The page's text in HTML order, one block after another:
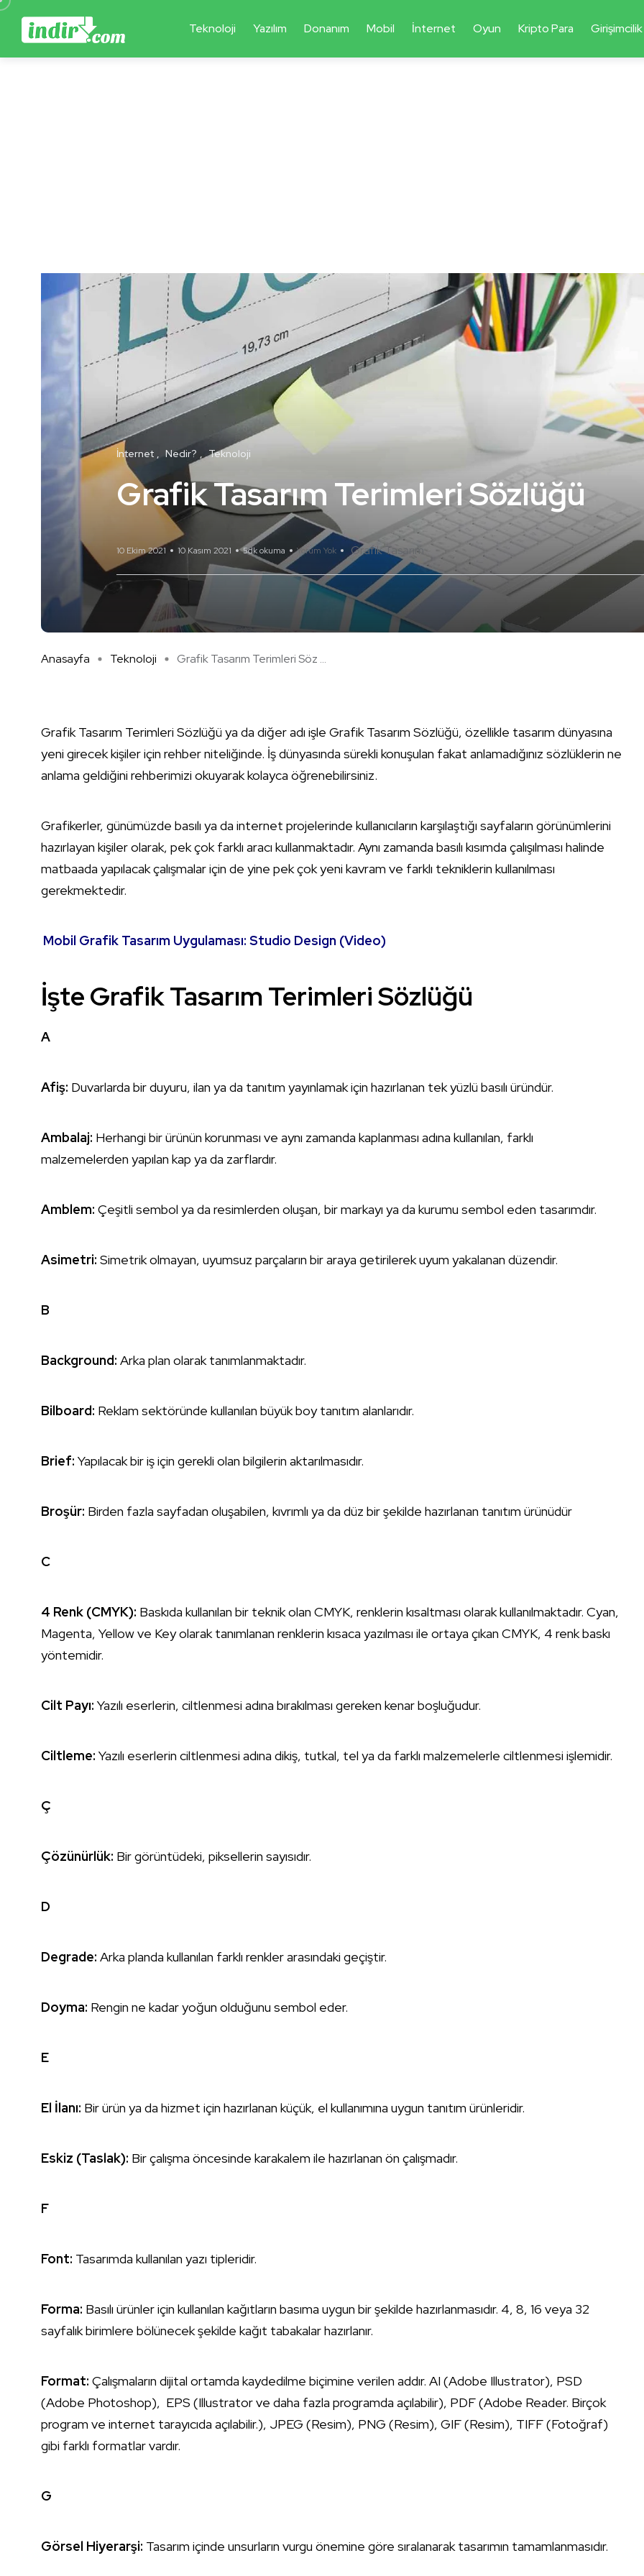
Teknoloji Yazılım Donanım Mobil İnternet Oyun Kripto Para Girişimcilik
İnternet Nedir? Teknoloji
Grafik Tasarım Terimleri Sözlüğü
10 Ekim 2021 10 Kasım 2021 5dk okuma Yorum Yok Grafik Tasarım
Anasayfa Teknoloji Grafik Tasarım Terimleri Söz ...
Grafik Tasarım Terimleri Sözlüğü ya da diğer adı işle Grafik Tasarım Sözlüğü, özellikle tasarım dünyasına
yeni girecek kişiler için rehber niteliğinde. İş dünyasında sürekli konuşulan fakat anlamadığınız sözlüklerin ne
anlama geldiğini rehberimizi okuyarak kolayca öğrenebilirsiniz.
Grafikerler, günümüzde basılı ya da internet projelerinde kullanıcıların karşılaştığı sayfaların görünümlerini
hazırlayan kişiler olarak, pek çok farklı aracı kullanmaktadır. Aynı zamanda basılı kısımda çalışılması halinde
matbaada yapılacak çalışmalar için de yine pek çok yeni kavram ve farklı tekniklerin kullanılması
gerekmektedir.
Mobil Grafik Tasarım Uygulaması: Studio Design (Video)
İşte Grafik Tasarım Terimleri Sözlüğü
A
Afiş: Duvarlarda bir duyuru, ilan ya da tanıtım yayınlamak için hazırlanan tek yüzlü basılı üründür.
Ambalaj: Herhangi bir ürünün korunması ve aynı zamanda kaplanması adına kullanılan, farklı
malzemelerden yapılan kap ya da zarflardır.
Amblem: Çeşitli sembol ya da resimlerden oluşan, bir markayı ya da kurumu sembol eden tasarımdır.
Asimetri: Simetrik olmayan, uyumsuz parçaların bir araya getirilerek uyum yakalanan düzendir.
B
Background: Arka plan olarak tanımlanmaktadır.
Bilboard: Reklam sektöründe kullanılan büyük boy tanıtım alanlarıdır.
Brief: Yapılacak bir iş için gerekli olan bilgilerin aktarılmasıdır.
Broşür: Birden fazla sayfadan oluşabilen, kıvrımlı ya da düz bir şekilde hazırlanan tanıtım ürünüdür
C
4 Renk (CMYK): Baskıda kullanılan bir teknik olan CMYK, renklerin kısaltması olarak kullanılmaktadır. Cyan,
Magenta, Yellow ve Key olarak tanımlanan renklerin kısaca yazılması ile ortaya çıkan CMYK, 4 renk baskı
yöntemidir.
Cilt Payı: Yazılı eserlerin, ciltlenmesi adına bırakılması gereken kenar boşluğudur.
Ciltleme: Yazılı eserlerin ciltlenmesi adına dikiş, tutkal, tel ya da farklı malzemelerle ciltlenmesi işlemidir.
Ç
Çözünürlük: Bir görüntüdeki, piksellerin sayısıdır.
D
Degrade: Arka planda kullanılan farklı renkler arasındaki geçiştir.
Doyma: Rengin ne kadar yoğun olduğunu sembol eder.
E
El İlanı: Bir ürün ya da hizmet için hazırlanan küçük, el kullanımına uygun tanıtım ürünleridir.
Eskiz (Taslak): Bir çalışma öncesinde karakalem ile hazırlanan ön çalışmadır.
F
Font: Tasarımda kullanılan yazı tipleridir.
Forma: Basılı ürünler için kullanılan kağıtların basıma uygun bir şekilde hazırlanmasıdır. 4, 8, 16 veya 32
sayfalık birimlere bölünecek şekilde kağıt tabakalar hazırlanır.
Format: Çalışmaların dijital ortamda kaydedilme biçimine verilen addır. AI (Adobe Illustrator), PSD
(Adobe Photoshop), EPS (Illustrator ve daha fazla programda açılabilir), PDF (Adobe Reader. Birçok
program ve internet tarayıcıda açılabilir.), JPEG (Resim), PNG (Resim), GIF (Resim), TIFF (Fotoğraf)
gibi farklı formatlar vardır.
G
Görsel Hiyerarşi: Tasarım içinde unsurların vurgu önemine göre sıralanarak tasarımın tamamlanmasıdır.